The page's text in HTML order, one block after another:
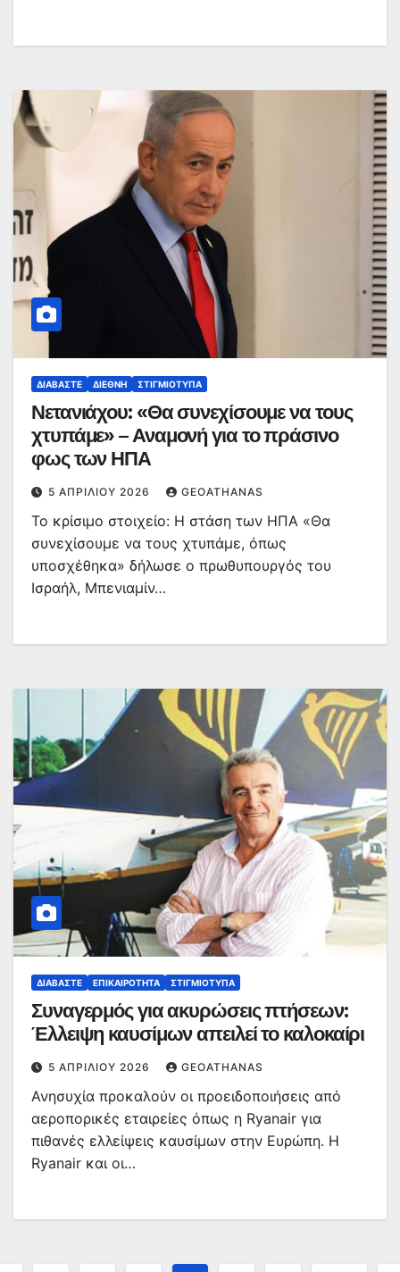
ΔΙΑΒΆΣΤΕ ΔΙΕΘΝΉ ΣΤΙΓΜΙΌΤΥΠΑ
Νετανιάχου: «Θα συνεχίσουμε να τους
χτυπάμε» – Αναμονή για το πράσινο
φως των ΗΠΑ
5 ΑΠΡΙΛΊΟΥ 2026 GEOATHANAS
Το κρίσιμο στοιχείο: Η στάση των ΗΠΑ «Θα
συνεχίσουμε να τους χτυπάμε, όπως
υποσχέθηκα» δήλωσε ο πρωθυπουργός του
Ισραήλ, Μπενιαμίν…
ΔΙΑΒΆΣΤΕ ΕΠΙΚΑΙΡΌΤΗΤΑ ΣΤΙΓΜΙΌΤΥΠΑ
Συναγερμός για ακυρώσεις πτήσεων:
Έλλειψη καυσίμων απειλεί το καλοκαίρι
5 ΑΠΡΙΛΊΟΥ 2026 GEOATHANAS
Ανησυχία προκαλούν οι προειδοποιήσεις από
αεροπορικές εταιρείες όπως η Ryanair για
πιθανές ελλείψεις καυσίμων στην Ευρώπη. Η
Ryanair και οι…